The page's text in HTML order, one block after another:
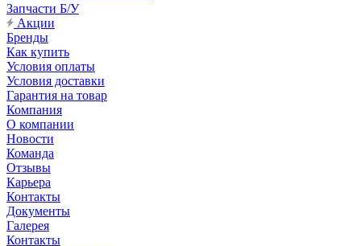
Запчасти Б/У
Акции
Бренды
Как купить
Условия оплаты
Условия доставки
Гарантия на товар
Компания
О компании
Новости
Команда
Отзывы
Карьера
Контакты
Документы
Галерея
Контакты